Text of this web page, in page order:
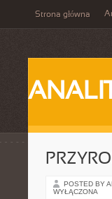
Strona główna
POSTED BY
WYŁĄCZONA